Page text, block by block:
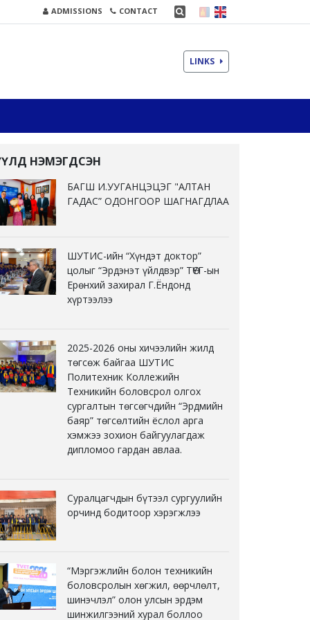
ADMISSIONS CONTACT
LINKS
НЭМЭГДСЭН
БАГШ И.УУГАНЦЭЦЭГ "АЛТАН
ГАДАС” ОДОНГООР ШАГНАГДЛАА
ШУТИС-ийн “Хүндэт доктор”
цолыг “Эрдэнэт үйлдвэр” ТӨҮГ-ын
Ерөнхий захирал Г.Ёндонд
хүртээлээ
2025-2026 оны хичээлийн жилд
төгсөж байгаа ШУТИС
Политехник Коллежийн
Техникийн боловсрол олгох
сургалтын төгсөгчдийн “Эрдмийн
баяр” төгсөлтийн ёслол арга
хэмжээ зохион байгуулагдаж
дипломоо гардан авлаа.
Суралцагчдын бүтээл сургуулийн
орчинд бодитоор хэрэгжлээ
“Мэргэжлийн болон техникийн
боловсролын хөгжил, өөрчлөлт,
шинэчлэл” олон улсын эрдэм
шинжилгээний хурал боллоо